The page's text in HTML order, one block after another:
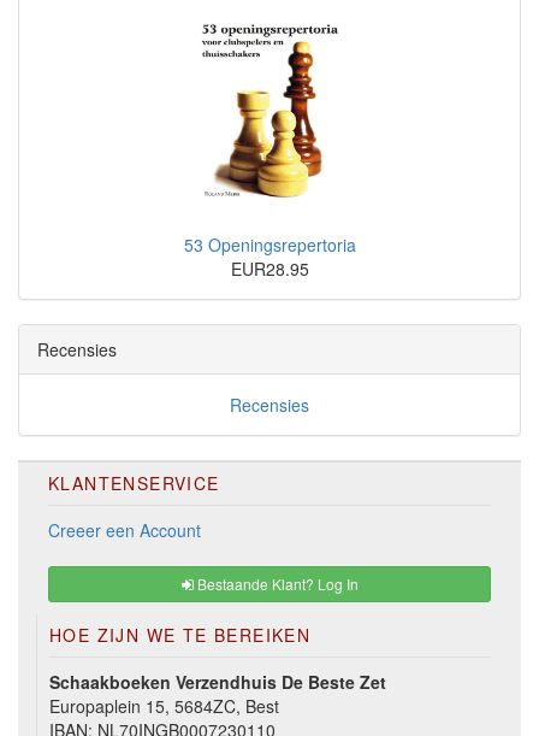
53 Openingsrepertoria
EUR28.95
Recensies
Recensies
KLANTENSERVICE
Creeer een Account
Bestaande Klant? Log In
HOE ZIJN WE TE BEREIKEN
Schaakboeken Verzendhuis De Beste Zet
Europaplein 15, 5684ZC, Best
IBAN: NL70INGB0007230110